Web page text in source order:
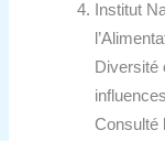
Institut
Diversité
Consulté